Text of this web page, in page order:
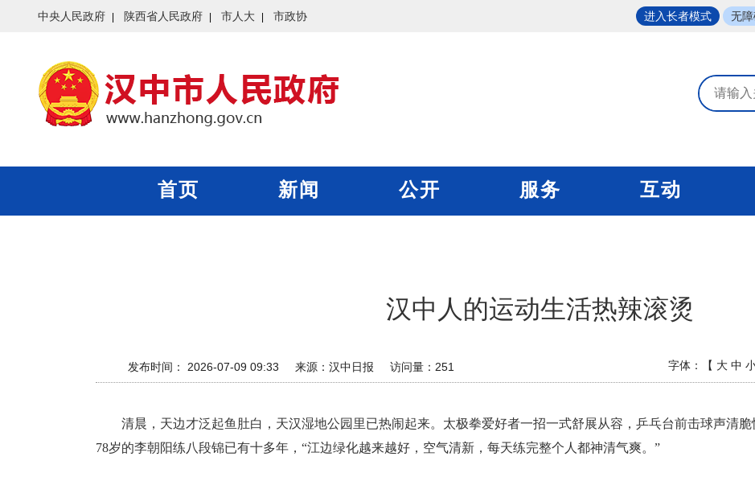
中央人民政府 陕西省人民政府 市人大 市政协 进入长者模式 无
首页 新闻 公开 服务 互动
汉中人的运动生活热辣滚烫
发布时间： 2026-07-09 09:33 来源： 汉中日报 访问量： 251 字体：【 大 中
清晨，天边才泛起鱼肚白，天汉湿地公园里已热闹起来。太极拳爱好者一招一式舒展从容，乒乓台前击球声清脆
78岁的李朝阳练八段锦已有十多年，“江边绿化越来越好，空气清新，每天练完整个人都神清气爽。”